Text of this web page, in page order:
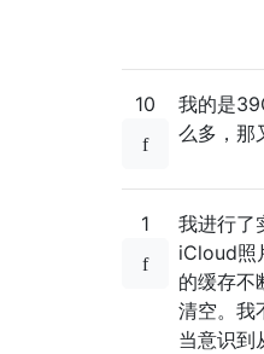
10
我的是
么多，那
1
我进行了
iCloud照
的缓存不
清空。我
当意识到